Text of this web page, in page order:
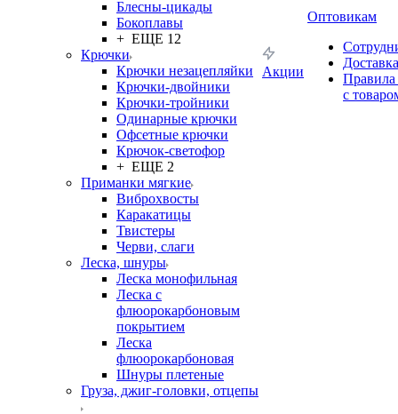
Блесны-цикады
Бокоплавы
+ ЕЩЕ 12
Крючки
Крючки незацепляйки
Крючки-двойники
Крючки-тройники
Одинарные крючки
Офсетные крючки
Крючок-светофор
+ ЕЩЕ 2
Приманки мягкие
Виброхвосты
Каракатицы
Твистеры
Черви, слаги
Леска, шнуры
Леска монофильная
Леска с
флюорокарбоновым
покрытием
Леска
флюорокарбоновая
Шнуры плетеные
Груза, джиг-головки, отцепы
Акции
Оптовикам
Доставка
Правила
с